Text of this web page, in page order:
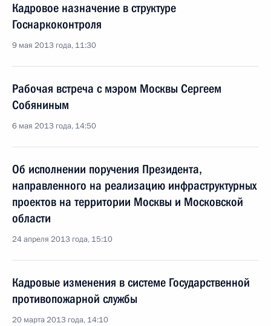
Кадровое назначение в структуре
Госнаркоконтроля
9 мая 2013 года, 11:30
Рабочая встреча с мэром Москвы Сергеем
Собяниным
6 мая 2013 года, 14:50
Об исполнении поручения Президента,
направленного на реализацию инфраструктурных
проектов на территории Москвы и Московской
области
24 апреля 2013 года, 15:10
Кадровые изменения в системе Государственной
противопожарной службы
20 марта 2013 года, 14:10